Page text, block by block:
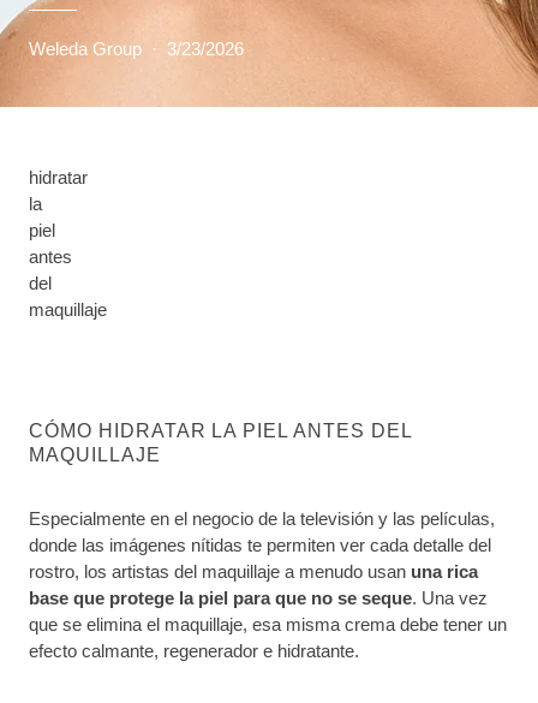
Weleda Group · 3/23/2026
hidratar
la
piel
antes
del
maquillaje
CÓMO HIDRATAR LA PIEL ANTES DEL
MAQUILLAJE
Especialmente en el negocio de la televisión y las películas,
donde las imágenes nítidas te permiten ver cada detalle del
rostro, los artistas del maquillaje a menudo usan una rica
base que protege la piel para que no se seque. Una vez
que se elimina el maquillaje, esa misma crema debe tener un
efecto calmante, regenerador e hidratante.